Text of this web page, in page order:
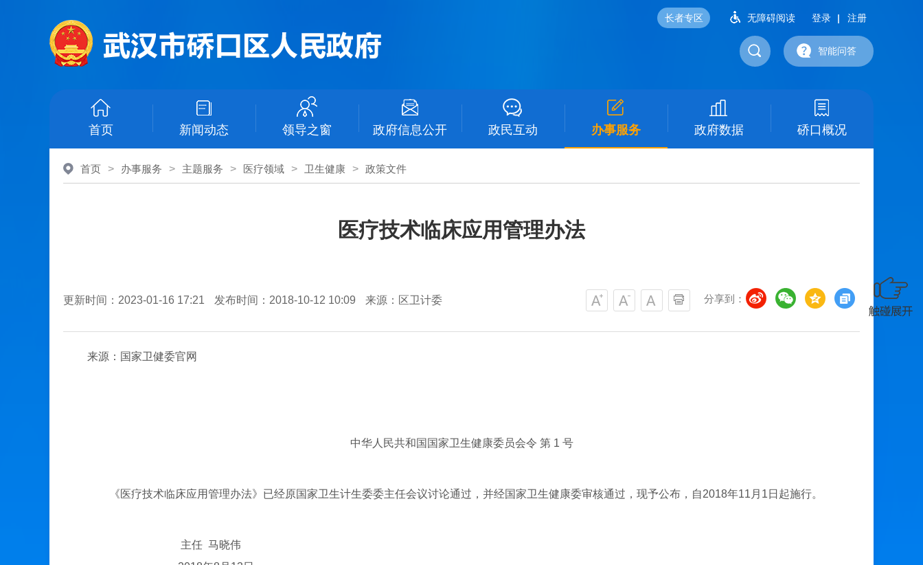
长者专区 无障碍阅读 登录 注册
智能问答
首页 新闻动态 领导之窗 政府信息公开 政民互动 办事服务 政府数据 硚口概况
首页 > 办事服务 > 主题服务 > 医疗领域 > 卫生健康 > 政策文件
医疗技术临床应用管理办法
分享到：
更新时间：2023-01-16 17:21 发布时间：2018-10-12 10:09 来源：区卫计委
来源：国家卫健委官网
中华人民共和国国家卫生健康委员会令 第 1 号
《医疗技术临床应用管理办法》已经原国家卫生计生委委主任会议讨论通过，并经国家卫生健康委审核通过，现予公布，自2018年11月1日起施行。
主任 马晓伟